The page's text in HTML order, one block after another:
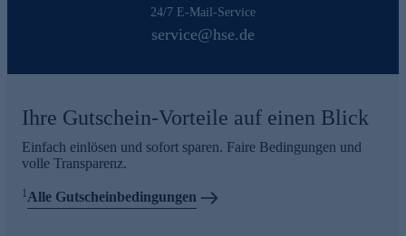
24/7 E-Mail-Service
service@hse.de
Ihre Gutschein-Vorteile auf einen Blick
Einfach einlösen und sofort sparen. Faire Bedingungen und
volle Transparenz.
1Alle Gutscheinbedingungen